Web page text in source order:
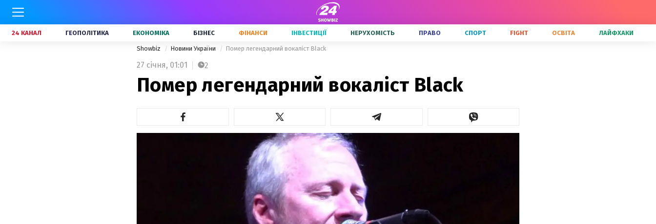
24 КАНАЛ ГЕОПОЛІТИКА ЕКОНОМІКА БІЗНЕС ФІНАНСИ ІНВЕСТИЦІЇ НЕРУХОМІСТЬ ПРАВО СПОРТ FIGHT ОСВІТА ЛАЙФХАКИ
Showbiz Новини України Помер легендарний вокаліст Black
27 січня, 01:01 2
Помер легендарний вокаліст Black